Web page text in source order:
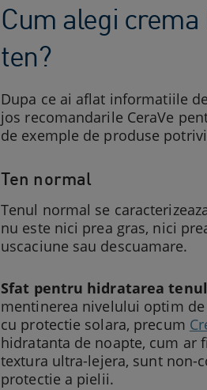
Cum alegi
ten?
Dupa ce ai aflat informatiile
jos recomandarile CeraVe
de exemple de produse
Ten normal
Tenul normal se
nu este nici prea gras, nici
uscaciune sau descuamare.
Sfat pentru hidratarea
mentinerea nivelului optim
cu protectie solara, precum
hidratanta de noapte, cum ar fi
textura ultra-lejera, sunt non-
protectie a pielii.